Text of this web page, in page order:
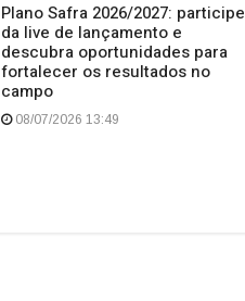
Plano Safra 2026/2027: participe
da live de lançamento e
descubra oportunidades para
fortalecer os resultados no
campo
08/07/2026 13:49